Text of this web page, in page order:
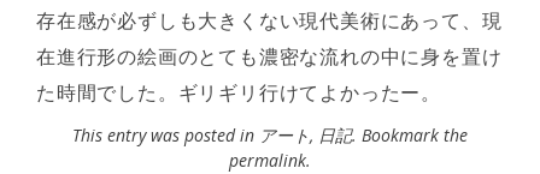
存在感が必ずしも大きくない現代美術にあって、現
在進行形の絵画のとても濃密な流れの中に身を置け
た時間でした。ギリギリ行けてよかったー。
This entry was posted in アート, 日記. Bookmark the
permalink.